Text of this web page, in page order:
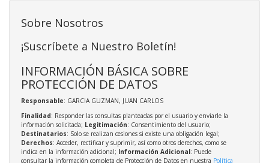
Sobre Nosotros
¡Suscríbete a Nuestro Boletín!
INFORMACIÓN BÁSICA SOBRE
PROTECCIÓN DE DATOS
Responsable: GARCIA GUZMAN, JUAN CARLOS
Finalidad: Responder las consultas planteadas por el usuario y enviarle la
información solicitada; Legitimación: Consentimiento del usuario;
Destinatarios: Solo se realizan cesiones si existe una obligación legal;
Derechos: Acceder, rectificar y suprimir, así como otros derechos, como se
indica en la información adicional; Información Adicional: Puede
consultar la información completa de Protección de Datos en nuestra Política